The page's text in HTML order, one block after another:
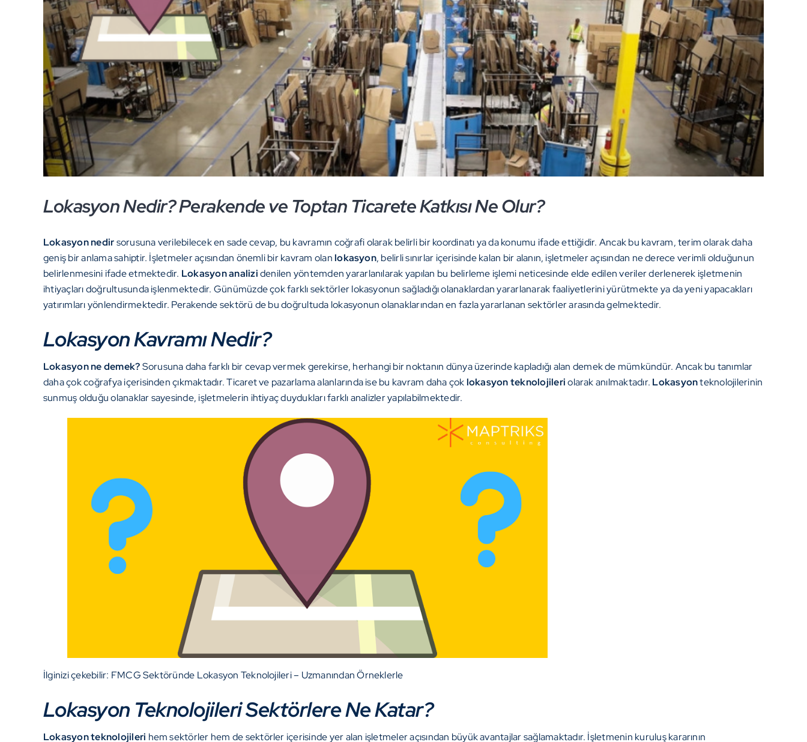
Lokasyon Nedir? Perakende ve Toptan Ticarete Katkısı Ne Olur?
Lokasyon nedirsorusuna verilebilecek en sade cevap, bu kavramın coğrafi olarak belirli bir koordinatı ya da konumu ifade ettiğidir. Ancak bu kavram, terim olarak daha
geniş bir anlama sahiptir. İşletmeler açısından önemli bir kavram olanlokasyon, belirli sınırlar içerisinde kalan bir alanın, işletmeler açısından ne derece verimli olduğunun
belirlenmesini ifade etmektedir. Lokasyon analizidenilen yöntemden yararlanılarak yapılan bu belirleme işlemi neticesinde elde edilen veriler derlenerek işletmenin
ihtiyaçları doğrultusunda işlenmektedir. Günümüzde çok farklı sektörler lokasyonun sağladığı olanaklardan yararlanarak faaliyetlerini yürütmekte ya da yeni yapacakları
yatırımları yönlendirmektedir. Perakende sektörü de bu doğrultuda lokasyonun olanaklarından en fazla yararlanan sektörler arasında gelmektedir.
Lokasyon Kavramı Nedir?
Lokasyon ne demek?Sorusuna daha farklı bir cevap vermek gerekirse, herhangi bir noktanın dünya üzerinde kapladığı alan demek de mümkündür. Ancak bu tanımlar
daha çok coğrafya içerisinden çıkmaktadır. Ticaret ve pazarlama alanlarında ise bu kavram daha çoklokasyon teknolojileriolarak anılmaktadır. Lokasyonteknolojilerinin
sunmuş olduğu olanaklar sayesinde, işletmelerin ihtiyaç duydukları farklı analizler yapılabilmektedir.
İlginizi çekebilir: FMCG Sektöründe Lokasyon Teknolojileri – Uzmanından Örneklerle
Lokasyon Teknolojileri Sektörlere Ne Katar?
Lokasyon teknolojileri hem sektörler hem de sektörler içerisinde yer alan işletmeler açısından büyük avantajlar sağlamaktadır. İşletmenin kuruluş kararının